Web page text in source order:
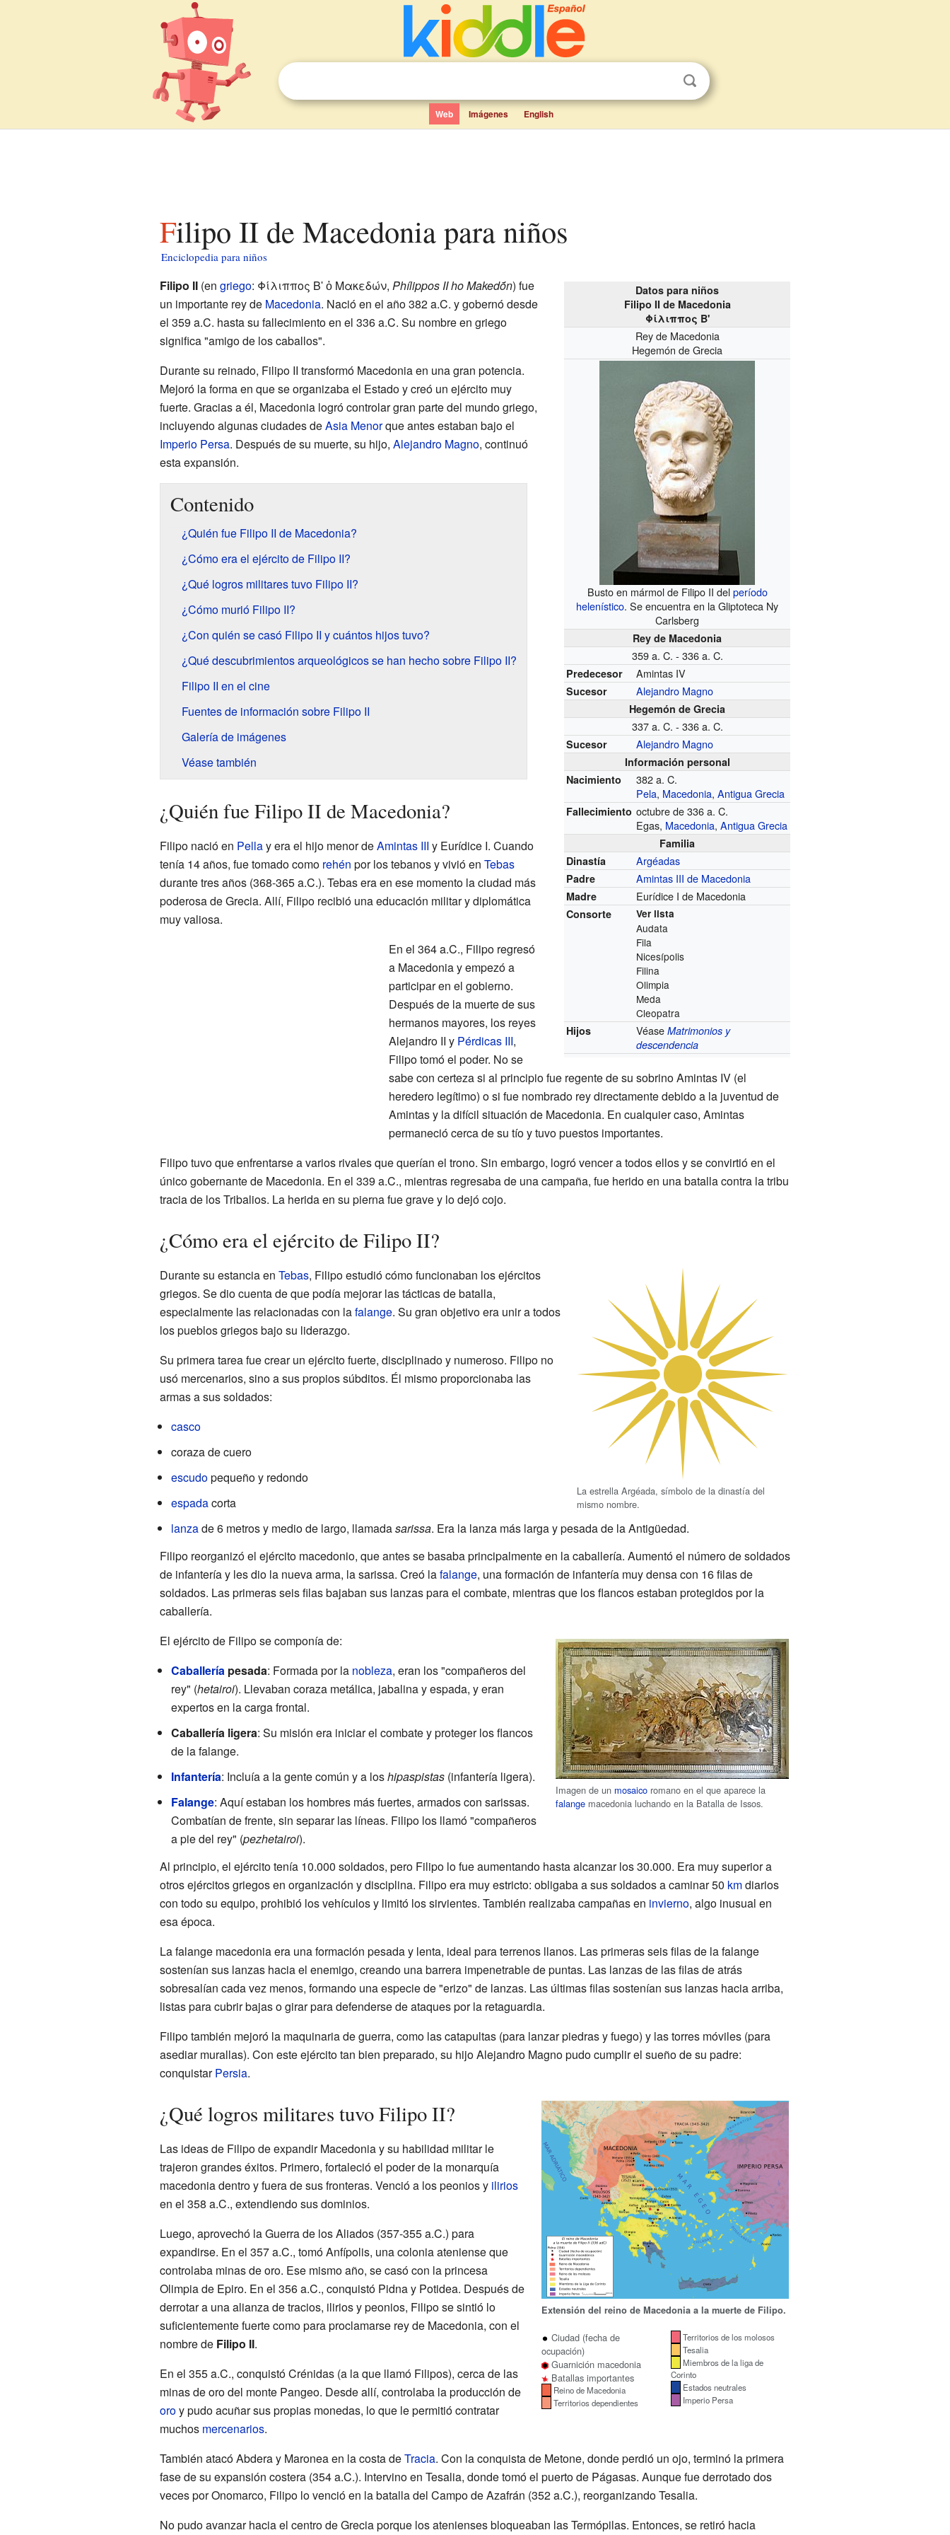
Web Imágenes English
Filipo II de Macedonia para niños
Enciclopedia para niños
Datos para niños
Filipo II de Macedonia
Φίλιππος Β'
Rey de Macedonia
Hegemón de Grecia
Busto en mármol de Filipo II delperíodo
helenístico. Se encuentra en la Gliptoteca Ny
Carlsberg
Rey de Macedonia
359 a. C. - 336 a. C.
Predecesor Amintas IV
Sucesor Alejandro Magno
Hegemón de Grecia
337 a. C. - 336 a. C.
Sucesor Alejandro Magno
Información personal
Nacimiento
382 a. C.
Pela, Macedonia,Antigua Grecia
Fallecimiento octubre de 336 a. C.
Egas, Macedonia,Antigua Grecia
Familia
Dinastía
Argéadas
Padre Amintas III de Macedonia
Madre Eurídice I de Macedonia
Consorte Ver lista
Audata
Fila
Nicesípolis
Filina
Olimpia
Meda
Cleopatra
Hijos
VéaseMatrimonios y
descendencia
Filipo II(en griego: Φίλιππος Βʹ ὁ Μακεδών, Phílippos II ho Makedṓn) fue
un importante rey de Macedonia. Nació en el año 382 a.C. y gobernó desde
el 359 a.C. hasta su fallecimiento en el 336 a.C. Su nombre en griego
significa "amigo de los caballos".
Durante su reinado, Filipo II transformó Macedonia en una gran potencia.
Mejoró la forma en que se organizaba el Estado y creó un ejército muy
fuerte. Gracias a él, Macedonia logró controlar gran parte del mundo griego,
incluyendo algunas ciudades deAsia Menorque antes estaban bajo el
Imperio Persa. Después de su muerte, su hijo, Alejandro Magno, continuó
esta expansión.
Contenido
¿Quién fue Filipo II de Macedonia?
¿Cómo era el ejército de Filipo II?
¿Qué logros militares tuvo Filipo II?
¿Cómo murió Filipo II?
¿Con quién se casó Filipo II y cuántos hijos tuvo?
¿Qué descubrimientos arqueológicos se han hecho sobre Filipo II?
Filipo II en el cine
Fuentes de información sobre Filipo II
Galería de imágenes
Véase también
¿Quién fue Filipo II de Macedonia?
Filipo nació en Pellay era el hijo menor deAmintas III y Eurídice I. Cuando
tenía 14 años, fue tomado como rehén por los tebanos y vivió en Tebas
durante tres años (368-365 a.C.). Tebas era en ese momento la ciudad más
poderosa de Grecia. Allí, Filipo recibió una educación militar y diplomática
muy valiosa.
En el 364 a.C., Filipo regresó
a Macedonia y empezó a
participar en el gobierno.
Después de la muerte de sus
hermanos mayores, los reyes
Alejandro II y Pérdicas III,
Filipo tomó el poder. No se
sabe con certeza si al principio fue regente de su sobrino Amintas IV (el
heredero legítimo) o si fue nombrado rey directamente debido a la juventud de
Amintas y la difícil situación de Macedonia. En cualquier caso, Amintas
permaneció cerca de su tío y tuvo puestos importantes.
Filipo tuvo que enfrentarse a varios rivales que querían el trono. Sin embargo, logró vencer a todos ellos y se convirtió en el
único gobernante de Macedonia. En el 339 a.C., mientras regresaba de una campaña, fue herido en una batalla contra la tribu
tracia de los Tribalios. La herida en su pierna fue grave y lo dejó cojo.
¿Cómo era el ejército de Filipo II?
La estrella Argéada, símbolo de la dinastía del
mismo nombre.
Durante su estancia en Tebas, Filipo estudió cómo funcionaban los ejércitos
griegos. Se dio cuenta de que podía mejorar las tácticas de batalla,
especialmente las relacionadas con lafalange. Su gran objetivo era unir a todos
los pueblos griegos bajo su liderazgo.
Su primera tarea fue crear un ejército fuerte, disciplinado y numeroso. Filipo no
usó mercenarios, sino a sus propios súbditos. Él mismo proporcionaba las
armas a sus soldados:
casco
coraza de cuero
escudopequeño y redondo
espadacorta
lanzade 6 metros y medio de largo, llamadasarissa. Era la lanza más larga y pesada de la Antigüedad.
Filipo reorganizó el ejército macedonio, que antes se basaba principalmente en la caballería. Aumentó el número de soldados
de infantería y les dio la nueva arma, la sarissa. Creó lafalange, una formación de infantería muy densa con 16 filas de
soldados. Las primeras seis filas bajaban sus lanzas para el combate, mientras que los flancos estaban protegidos por la
caballería.
Imagen de un mosaico romano en el que aparece la
falange macedonia luchando en la Batalla de Issos.
El ejército de Filipo se componía de:
Caballeríapesada: Formada por la nobleza, eran los "compañeros del
rey" (hetairoi). Llevaban coraza metálica, jabalina y espada, y eran
expertos en la carga frontal.
Caballería ligera: Su misión era iniciar el combate y proteger los flancos
de la falange.
Infantería: Incluía a la gente común y a loshipaspistas(infantería ligera).
Falange: Aquí estaban los hombres más fuertes, armados con sarissas.
Combatían de frente, sin separar las líneas. Filipo los llamó "compañeros
a pie del rey" (pezhetairoi).
Al principio, el ejército tenía 10.000 soldados, pero Filipo lo fue aumentando hasta alcanzar los 30.000. Era muy superior a
otros ejércitos griegos en organización y disciplina. Filipo era muy estricto: obligaba a sus soldados a caminar 50 kmdiarios
con todo su equipo, prohibió los vehículos y limitó los sirvientes. También realizaba campañas en invierno, algo inusual en
esa época.
La falange macedonia era una formación pesada y lenta, ideal para terrenos llanos. Las primeras seis filas de la falange
sostenían sus lanzas hacia el enemigo, creando una barrera impenetrable de puntas. Las lanzas de las filas de atrás
sobresalían cada vez menos, formando una especie de "erizo" de lanzas. Las últimas filas sostenían sus lanzas hacia arriba,
listas para cubrir bajas o girar para defenderse de ataques por la retaguardia.
Filipo también mejoró la maquinaria de guerra, como las catapultas (para lanzar piedras y fuego) y las torres móviles (para
asediar murallas). Con este ejército tan bien preparado, su hijo Alejandro Magno pudo cumplir el sueño de su padre:
conquistarPersia.
Extensión del reino de Macedonia a la muerte de Filipo.
Ciudad (fecha de
ocupación)
Guarnición macedonia
Batallas importantes
Reino de Macedonia
Territorios dependientes
Territorios de los molosos
Tesalia
Miembros de la liga de
Corinto
Estados neutrales
Imperio Persa
¿Qué logros militares tuvo Filipo II?
Las ideas de Filipo de expandir Macedonia y su habilidad militar le
trajeron grandes éxitos. Primero, fortaleció el poder de la monarquía
macedonia dentro y fuera de sus fronteras. Venció a los peonios y ilirios
en el 358 a.C., extendiendo sus dominios.
Luego, aprovechó la Guerra de los Aliados (357-355 a.C.) para
expandirse. En el 357 a.C., tomó Anfípolis, una colonia ateniense que
controlaba minas de oro. Ese mismo año, se casó con la princesa
Olimpia de Epiro. En el 356 a.C., conquistó Pidna y Potidea. Después de
derrotar a una alianza de tracios, ilirios y peonios, Filipo se sintió lo
suficientemente fuerte como para proclamarse rey de Macedonia, con el
nombre de Filipo II.
En el 355 a.C., conquistó Crénidas (a la que llamó Filipos), cerca de las
minas de oro del monte Pangeo. Desde allí, controlaba la producción de
oroy pudo acuñar sus propias monedas, lo que le permitió contratar
muchos mercenarios.
También atacó Abdera y Maronea en la costa deTracia. Con la conquista de Metone, donde perdió un ojo, terminó la primera
fase de su expansión costera (354 a.C.). Intervino en Tesalia, donde tomó el puerto de Págasas. Aunque fue derrotado dos
veces por Onomarco, Filipo lo venció en la batalla del Campo de Azafrán (352 a.C.), reorganizando Tesalia.
No pudo avanzar hacia el centro de Grecia porque los atenienses bloqueaban las Termópilas. Entonces, se retiró hacia